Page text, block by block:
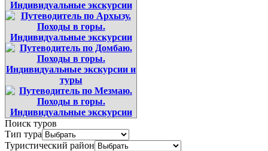
Поиск туров
Тип тура
Туристический район